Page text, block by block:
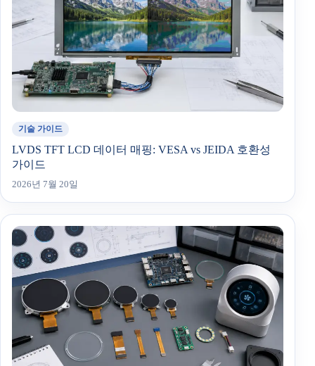
기술 가이드
LVDS TFT LCD 데이터 매핑: VESA vs JEIDA 호환성
가이드
2026년 7월 20일